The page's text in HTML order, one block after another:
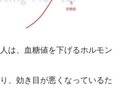
は、血糖値を下げるホルモン
、効き目が悪くなっているた